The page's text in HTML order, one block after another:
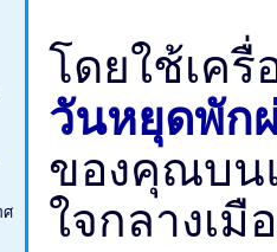
โดยใช้เค
วันหยุดพั
ของคุณบ
ใจกลางเ